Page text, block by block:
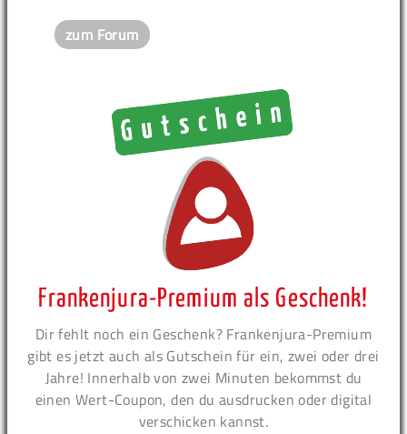
zum Forum
Frankenjura-Premium als Geschenk!
Dir fehlt noch ein Geschenk? Frankenjura-Premium
gibt es jetzt auch als Gutschein für ein, zwei oder drei
Jahre! Innerhalb von zwei Minuten bekommst du
einen Wert-Coupon, den du ausdrucken oder digital
verschicken kannst.